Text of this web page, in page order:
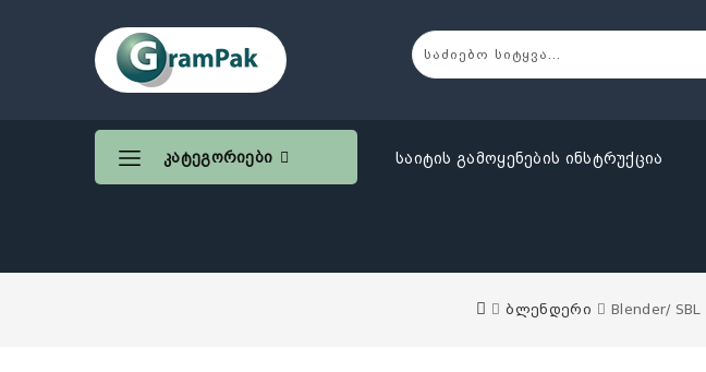
Კატეგორიები საიტის გამოყენების ინსტრუქცია
ბლენდერი Blender/